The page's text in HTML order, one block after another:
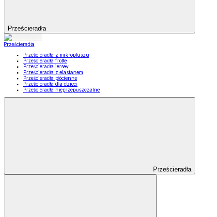
Prześcieradła
Prześcieradła
Prześcieradła z mikropluszu
Prześcieradła frotte
Prześcieradła jersey
Prześcieradła z elastanem
Prześcieradła płócienne
Prześcieradła dla dzieci
Prześcieradła nieprzepuszczalne
Prześcieradła